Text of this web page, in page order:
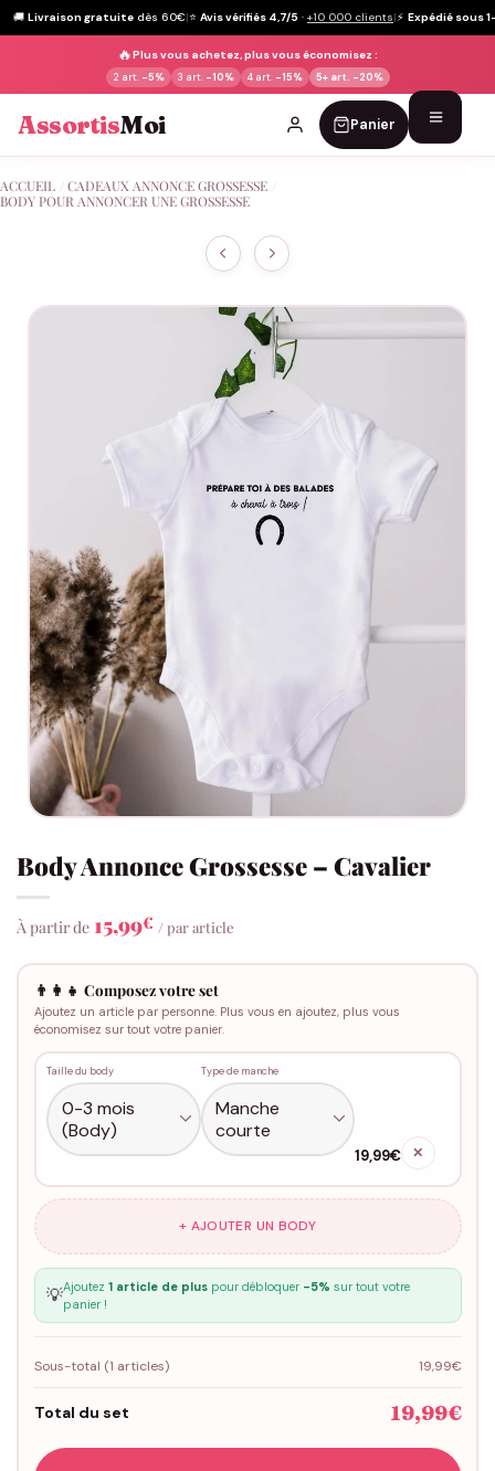
🚚 Livraison gratuite dès 60€|⭐ Avis vérifiés 4,7/5 · +10 000 clients|⚡ Expédié sous
🔥Plus vous achetez, plus vous économisez :
2 art. -5% 3 art. -10% 4 art. -15% 5+ art. -20%
AssortisMoi Panier
au
ACCUEIL CADEAUX ANNONCE GROSSESSE
BODY POUR ANNONCER UNE GROSSESSE
Body Annonce Grossesse – Cavalier
À partir de 15,99€ / par article
👨‍👩‍👧 Composez votre set
Ajoutez un article par personne. Plus vous en ajoutez, plus vous
économisez sur tout votre panier.
Taille du body Type de manche
19,99€ ✕
+ AJOUTER UN BODY
💡Ajoutez 1 article de pluspour débloquer -5% sur tout votre
panier !
Sous-total (1 articles) 19,99€
Total du set 19,99€